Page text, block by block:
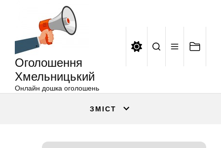
Оголошення
Хмельницький
Онлайн дошка оголошень
ЗМІСТ